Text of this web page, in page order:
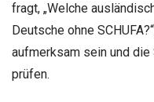
fragt, „Welche
Deutsche ohne
aufmerksam sein und
prüfen.